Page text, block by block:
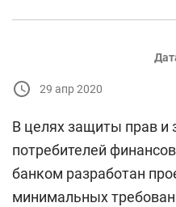
29 апр 2020
В целях защиты прав и
потребителей
банком разработан
минимальных